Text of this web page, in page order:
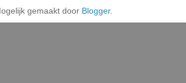
gemaakt door Blogger.